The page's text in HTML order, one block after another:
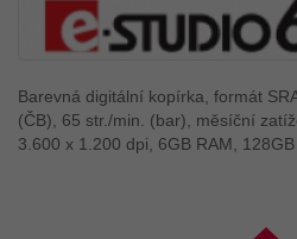
Barevná digitální kopírka, formát
(ČB), 65 str./min. (bar), měsíční
3.600 x 1.200 dpi, 6GB RAM,